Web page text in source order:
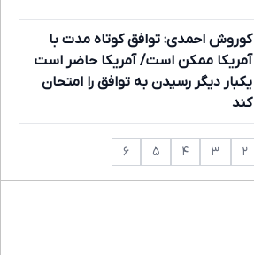
کوروش احمدی: توافق کوتاه مدت با
آمریکا ممکن است/ آمریکا حاضر است
یکبار دیگر رسیدن به توافق را امتحان
کند
۲ ۳ ۴ ۵ ۶